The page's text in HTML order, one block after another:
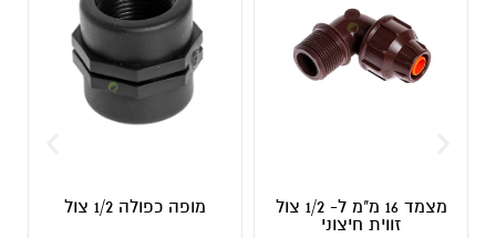
מצמד 16 מ"מ ל- 1/2 צול
זווית חיצוני
מופה כפולה 1/2 צול